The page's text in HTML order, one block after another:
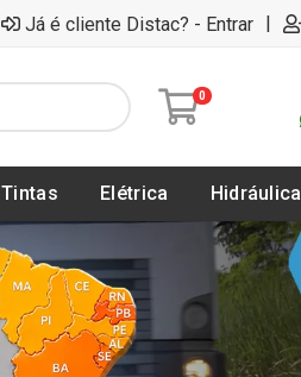
Já é cliente Distac? - Entrar |
0
Tintas Elétrica Hidráulica